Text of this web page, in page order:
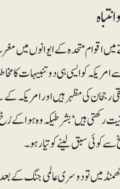
ہفتے میں اقوام متحدہ کے ایوانوں
کو ایسی ہی دو تنبیہات کا
رجحان کی مظہر ہیں اور امریکہ
ہیں‘ بشرطیکہ وہ ہوا کے رُخ
سبق لینے کو تیار ہو۔
میں تو دوسری عالمی جنگ کے